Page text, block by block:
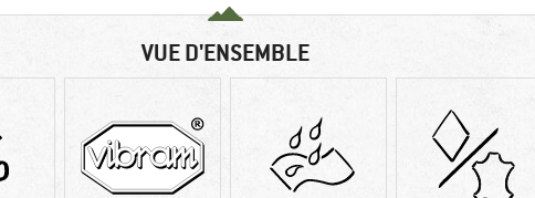
VUE D'ENSEMBLE